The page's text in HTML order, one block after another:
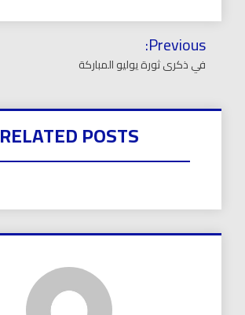
تصفّح
المقالات
Previous:
في ذكرى ثورة يوليو المباركة
RELATED POSTS